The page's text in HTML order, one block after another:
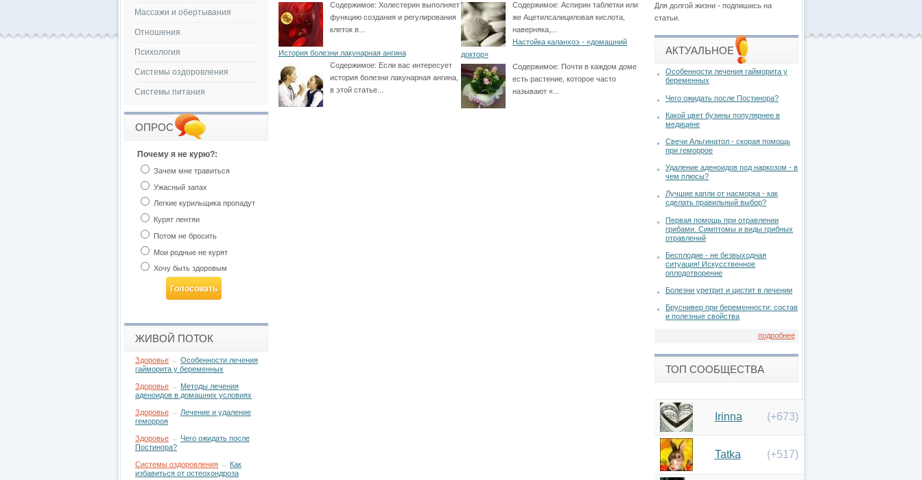
Содержимое: Холестерин выполняет
функцию создания и регулирования
клеток в...
Содержимое: Аспирин таблетки или
же Ацетилсалициловая кислота,
наверняка,...
История болезни лакунарная ангина
Содержимое: Если вас интересует
история болезни лакунарная ангина,
в этой статье...
Настойка каланхоэ - «домашний
доктор»
Содержимое: Почти в каждом доме
есть растение, которое часто
называют «...
Массажи и обертывания
Отношения
Психология
Системы оздоровления
Системы питания
ОПРОС
Почему я не курю?:
Зачем мне травиться
Ужасный запах
Легкие курильщика пропадут
Курят лентяи
Потом не бросить
Мои родные не курят
Хочу быть здоровым
ЖИВОЙ ПОТОК
Здоровье → Особенности лечения
гайморита у беременных
Здоровье → Методы лечения
аденоидов в домашних условиях
Здоровье → Лечение и удаление
геморроя
Здоровье → Чего ожидать после
Постинора?
Системы оздоровления → Как
избавиться от остеохондроза
Для долгой жизни - подпишись на
статьи.
АКТУАЛЬНОЕ
Особенности лечения гайморита у
беременных
Чего ожидать после Постинора?
Какой цвет бузины популярнее в
медицине
Свечи Альгинатол - скорая помощь
при геморрое
Удаление аденоидов под наркозом - в
чем плюсы?
Лучшие капли от насморка - как
сделать правильный выбор?
Первая помощь при отравлении
грибами. Симптомы и виды грибных
отравлений
Бесплодие - не безвыходная
ситуация! Искусственное
оплодотворение
Болезни уретрит и цистит в лечении
Бруснивер при беременности: состав
и полезные свойства
подробнее
ТОП СООБЩЕСТВА
Irinna (+673)
Tatka (+517)